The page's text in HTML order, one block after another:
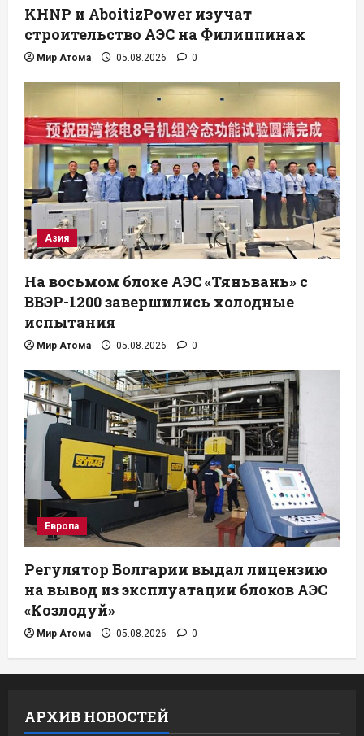
KHNP и AboitizPower изучат
строительство АЭС на Филиппинах
Мир Атома 05.08.2026 0
Азия
На восьмом блоке АЭС «Тяньвань» с
ВВЭР-1200 завершились холодные
испытания
Мир Атома 05.08.2026 0
Европа
Регулятор Болгарии выдал лицензию
на вывод из эксплуатации блоков АЭС
«Козлодуй»
Мир Атома 05.08.2026 0
АРХИВ НОВОСТЕЙ